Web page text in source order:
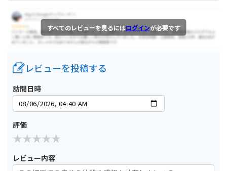
すべてのレビューを見るにはログインが必要です
レビューを投稿する
訪問日時
評価
レビュー内容